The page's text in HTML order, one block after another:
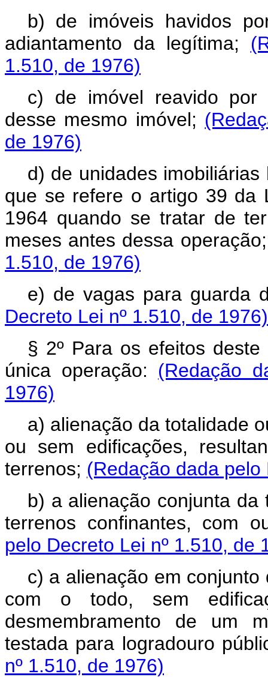
b) de imóveis havidos
adiantamento da legítima;
1.510, de 1976)
c) de imóvel reavido por
desse mesmo imóvel;
de 1976)
d) de unidades
que se refere o artigo 39 da
1964 quando se tratar de
meses antes dessa
1.510, de 1976)
e) de vagas para guarda
Decreto Lei nº 1.510, de 1976)
§ 2º Para os efeitos
única operação: (Redação
1976)
a) alienação da totalidade
ou sem edificações,
terrenos; (Redação dada
b) a alienação conjunta
terrenos confinantes, com
pelo Decreto Lei nº 1.510, de
c) a alienação em
com o todo, sem
desmembramento de um
testada para logradouro
nº 1.510, de 1976)